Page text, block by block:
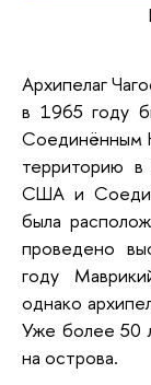
Архипелаг
в 1965 году
Соединённым
территорию
США и
была
проведено
году
однако
Уже более 50
на острова.